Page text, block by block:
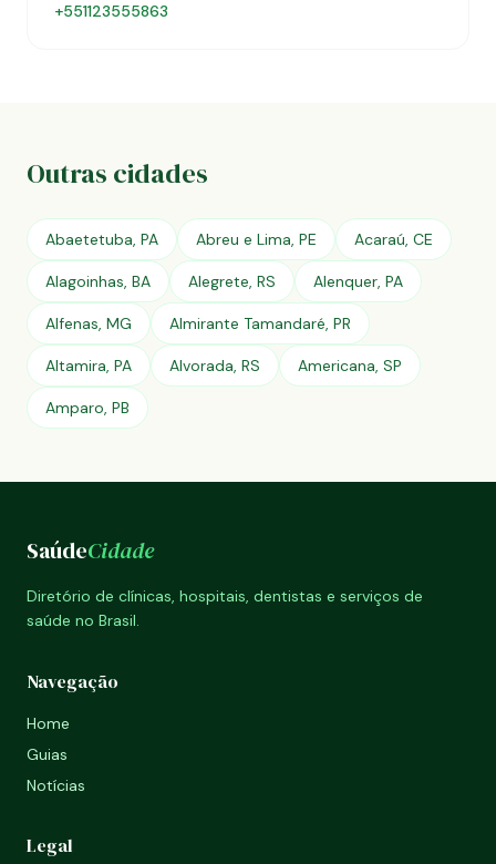
+551123555863
Outras cidades
Abaetetuba, PA Abreu e Lima, PE Acaraú, CE
Alagoinhas, BA Alegrete, RS Alenquer, PA
Alfenas, MG Almirante Tamandaré, PR
Altamira, PA Alvorada, RS Americana, SP
Amparo, PB
SaúdeCidade
Diretório de clínicas, hospitais, dentistas e serviços de
saúde no Brasil.
Navegação
Home
Guias
Notícias
Legal